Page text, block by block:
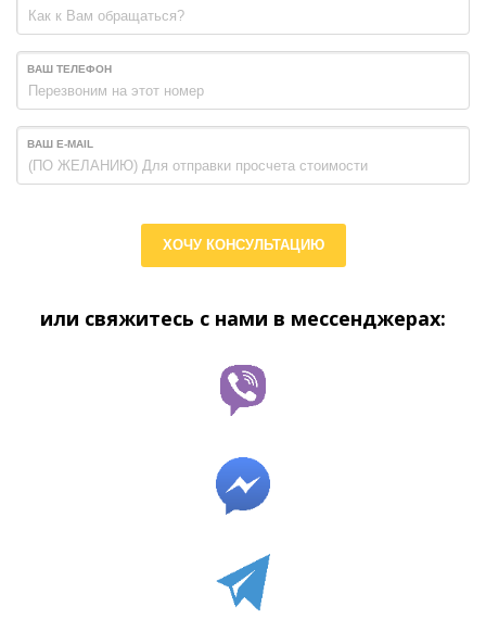
ВАШ ТЕЛЕФОН
ВАШ E-MAIL
ХОЧУ КОНСУЛЬТАЦИЮ
или свяжитесь с нами в мессенджерах: